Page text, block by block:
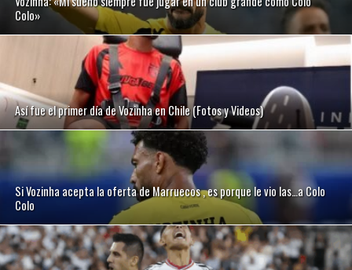
Colo»
Así fue el primer día de Vozinha en Chile (Fotos y Videos)
Si Vozinha acepta la oferta de Marruecos , es porque le vio las…a Colo
Colo